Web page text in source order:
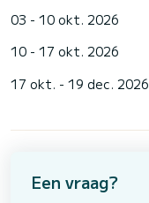
03 - 10 okt. 2026
10 - 17 okt. 2026
17 okt. - 19 dec. 2026
Een vraag?